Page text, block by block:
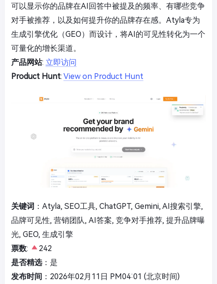
可以显示你的品牌在AI回答中被提及的频率、有哪些竞争
对手被推荐，以及如何提升你的品牌存在感。Atyla专为
生成引擎优化（GEO）而设计，将AI的可见性转化为一个
可量化的增长渠道。
产品网站: 立即访问
Product Hunt: View on Product Hunt
关键词 ：Atyla, SEO工具, ChatGPT, Gemini, AI搜索引擎,
品牌可见性, 营销团队, AI答案, 竞争对手推荐, 提升品牌曝
光, GEO, 生成引擎
票数:
242
是否精选：是
发布时间 ：2026年02月11日 PM04:01 (北京时间)